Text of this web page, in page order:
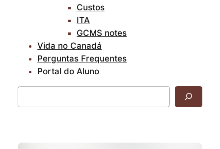
Custos
ITA
GCMS notes
Vida no Canadá
Perguntas Frequentes
Portal do Aluno
Pesquisar